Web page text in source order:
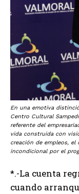
En una emotiva
Centro Cultural
referente del
vida construida con
creación de empleos,
incondicional por el
*.-La cuenta
cuando